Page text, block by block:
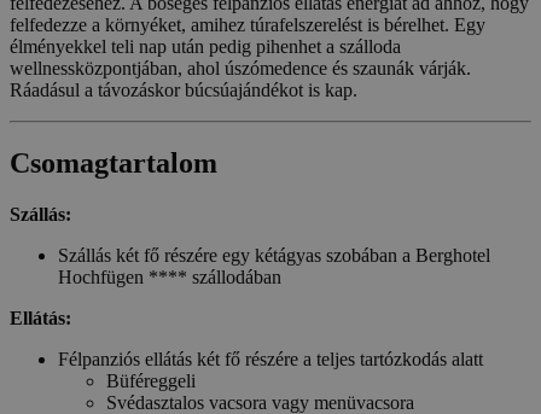
felfedezze a környéket, amihez túrafelszerelést is bérelhet. Egy
élményekkel teli nap után pedig pihenhet a szálloda
wellnessközpontjában, ahol úszómedence és szaunák várják.
Ráadásul a távozáskor búcsúajándékot is kap.
Csomagtartalom
Szállás:
Szállás két fő részére egy kétágyas szobában a Berghotel
Hochfügen **** szállodában
Ellátás:
Félpanziós ellátás két fő részére a teljes tartózkodás alatt
Büféreggeli
Svédasztalos vacsora vagy menüvacsora